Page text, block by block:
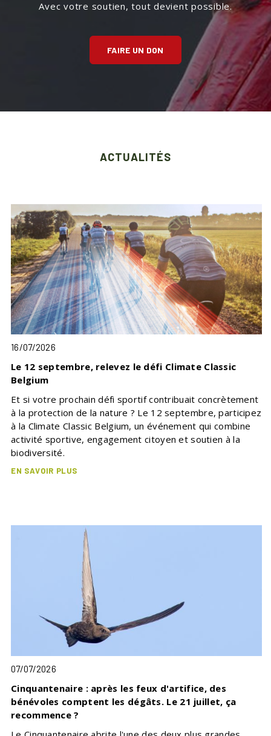
Avec votre soutien, tout devient possible.
FAIRE UN DON
ACTUALITÉS
16/07/2026
Le 12 septembre, relevez le défi Climate Classic
Belgium
Et si votre prochain défi sportif contribuait concrètement
à la protection de la nature ? Le 12 septembre, participez
à la Climate Classic Belgium, un événement qui combine
activité sportive, engagement citoyen et soutien à la
biodiversité.
EN SAVOIR PLUS
07/07/2026
Cinquantenaire : après les feux d'artifice, des
bénévoles comptent les dégâts. Le 21 juillet, ça
recommence ?